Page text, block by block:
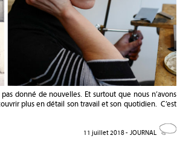
donné de nouvelles. Et surtout que nous n’avons
plus en détail son travail et son quotidien. C’est
11 juillet 2018 - JOURNAL